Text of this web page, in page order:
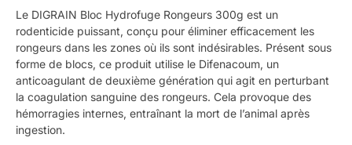
Le DIGRAIN Bloc Hydrofuge Rongeurs 300g est un
rodenticide puissant, conçu pour éliminer efficacement les
rongeurs dans les zones où ils sont indésirables. Présent sous
forme de blocs, ce produit utilise le Difenacoum, un
anticoagulant de deuxième génération qui agit en perturbant
la coagulation sanguine des rongeurs. Cela provoque des
hémorragies internes, entraînant la mort de l’animal après
ingestion.